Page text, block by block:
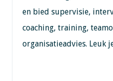
en bied supervisie,
coaching, training,
organisatieadvies. Leuk